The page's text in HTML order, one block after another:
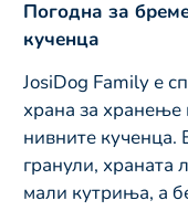
Погодна за
кученца
JosiDog Family е
храна за хранење
нивните кученца.
гранули, храната
мали кутриња, а